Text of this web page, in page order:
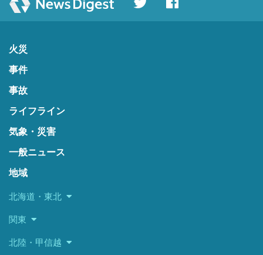
火災
事件
事故
ライフライン
気象・災害
一般ニュース
地域
北海道・東北
関東
北陸・甲信越